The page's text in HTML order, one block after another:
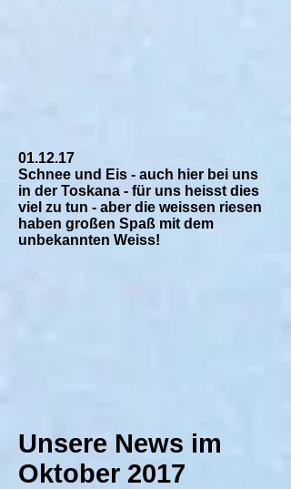
01.12.17
Schnee und Eis - auch hier bei uns
in der Toskana - für uns heisst dies
viel zu tun - aber die weissen riesen
haben großen Spaß mit dem
unbekannten Weiss!
Unsere News im
Oktober 2017